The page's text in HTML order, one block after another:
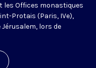
les Offices monastiques
Protais (Paris, IVe),
lors de